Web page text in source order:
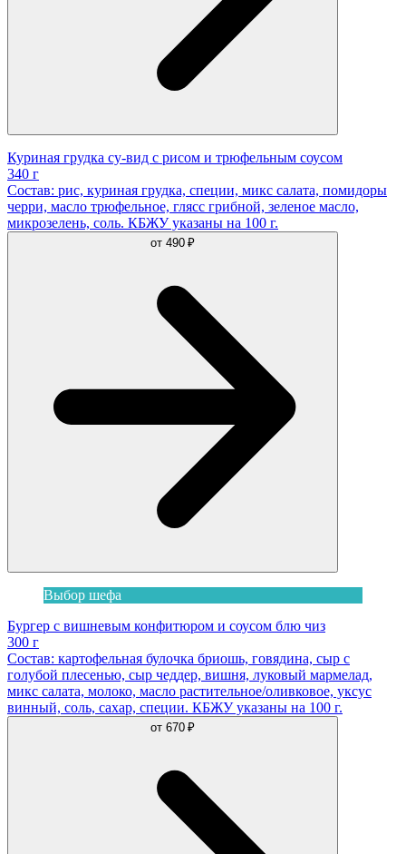
Куриная грудка су-вид с рисом и трюфельным соусом
340 г
Состав: рис, куриная грудка, специи, микс салата, помидоры
черри, масло трюфельное, глясс грибной, зеленое масло,
микрозелень, соль. КБЖУ указаны на 100 г.
от 490 ₽
Выбор шефа
Бургер с вишневым конфитюром и соусом блю чиз
300 г
Состав: картофельная булочка бриошь, говядина, сыр с
голубой плесенью, сыр чеддер, вишня, луковый мармелад,
микс салата, молоко, масло растительное/оливковое, уксус
винный, соль, сахар, специи. КБЖУ указаны на 100 г.
от 670 ₽